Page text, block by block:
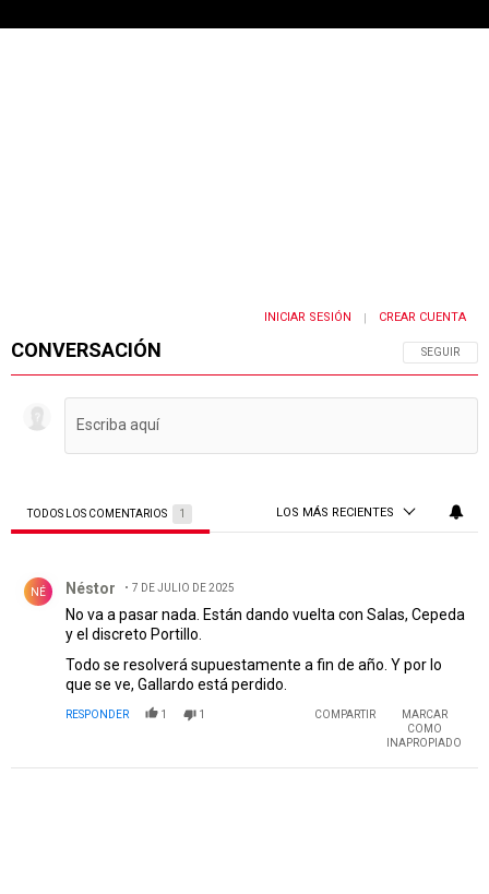
CONVERSACIÓN SIGA ESTA
SEGUIR
INICIAR SESIÓN | CREAR CUENTA
TODOS LOS COMENTARIOS 1 LOS MÁS RECIENTES
NÉ Néstor 7 DE JULIO DE 2025
No va a pasar nada. Están dando vuelta con Salas, Cepeda
y el discreto Portillo.
Todo se resolverá supuestamente a fin de año. Y por lo
que se ve, Gallardo está perdido.
RESPONDER 1 1 COMPARTIR
MARCAR
COMO
INAPROPIADO